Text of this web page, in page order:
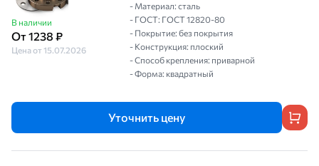
В наличии
От 1238 ₽
Цена от 15.07.2026
- Материал: сталь
- ГОСТ: ГОСТ 12820-80
- Покрытие: без покрытия
- Конструкция: плоский
- Способ крепления: приварной
- Форма: квадратный
Уточнить цену